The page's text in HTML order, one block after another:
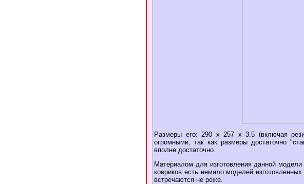
Размеры его: 290 х 257 х 3.5 (включая
огромными, так как размеры достаточно
вполне достаточно.
Материалом для изготовления данной
ковриков есть немало моделей
встречаются не реже.